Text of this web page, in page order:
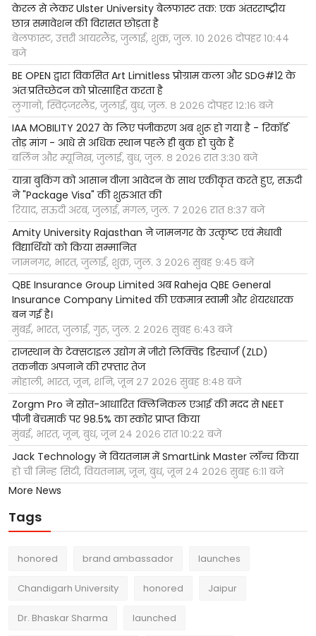
केरल से लेकर Ulster University बेलफास्ट तक: एक अंतरराष्ट्रीय
छात्र समावेशन की विरासत छोड़ता है
बेलफास्ट, उत्तरी आयरलैंड, जुलाई, शुक्र, जुल. १० २०२६ दोपहर १०:४४
बजे
BE OPEN द्वारा विकसित Art Limitless प्रोग्राम कला और SDG#12 के
अंतःप्रतिच्छेदन को प्रोत्साहित करता है
लुगानो, स्विट्जरलैंड, जुलाई, बुध, जुल. ८ २०२६ दोपहर १२:१६ बजे
IAA MOBILITY 2027 के लिए पंजीकरण अब शुरू हो गया है - रिकॉर्ड
तोड़ मांग - आधे से अधिक स्थान पहले ही बुक हो चुके हैं
बर्लिन और म्यूनिख, जुलाई, बुध, जुल. ८ २०२६ रात ३:३० बजे
यात्रा बुकिंग को आसान वीज़ा आवेदन के साथ एकीकृत करते हुए, सऊदी
ने "Package Visa" की शुरुआत की
रियाद, सऊदी अरब, जुलाई, मंगल, जुल. ७ २०२६ रात ८:३७ बजे
Amity University Rajasthan ने जामनगर के उत्कृष्ट एवं मेधावी
विद्यार्थियों को किया सम्मानित
जामनगर, भारत, जुलाई, शुक्र, जुल. ३ २०२६ सुबह ९:४५ बजे
QBE Insurance Group Limited अब Raheja QBE General
Insurance Company Limited की एकमात्र स्वामी और शेयरधारक
बन गई है।
मुंबई, भारत, जुलाई, गुरू, जुल. २ २०२६ सुबह ६:४३ बजे
राजस्थान के टेक्सटाइल उद्योग में जीरो लिक्विड डिस्चार्ज (ZLD)
तकनीक अपनाने की रफ्तार तेज
मोहाली, भारत, जून, शनि, जून २७ २०२६ सुबह ८:४८ बजे
Zorgm Pro ने स्रोत-आधारित क्लिनिकल एआई की मदद से NEET
पीजी बेंचमार्क पर 98.5% का स्कोर प्राप्त किया
मुंबई, भारत, जून, बुध, जून २४ २०२६ रात १०:२२ बजे
Jack Technology ने वियतनाम में SmartLink Master लॉन्च किया
हो ची मिन्ह सिटी, वियतनाम, जून, बुध, जून २४ २०२६ सुबह ६:११ बजे
More News
Tags
honored brand ambassador launches
Chandigarh University honored Jaipur
Dr. Bhaskar Sharma launched